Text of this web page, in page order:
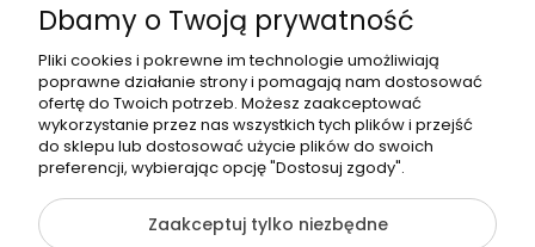
Telefon:
518358020
©2026 Wszelkie Prawa Zastrzeżone | Zrób Sobie Krem
Szablon Flex byEcommercy
Dbamy o Twoją prywatność
Pliki cookies i pokrewne im technologie umożliwiają
poprawne działanie strony i pomagają nam dostosować
ofertę do Twoich potrzeb. Możesz zaakceptować
wykorzystanie przez nas wszystkich tych plików i przejść
do sklepu lub dostosować użycie plików do swoich
preferencji, wybierając opcję "Dostosuj zgody".
Zaakceptuj tylko niezbędne